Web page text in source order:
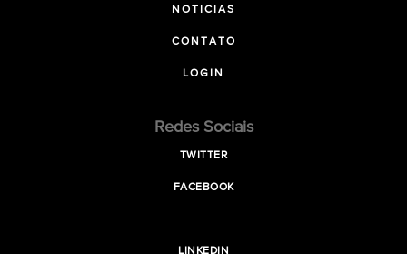
NOTICIAS
CONTATO
LOGIN
Redes Sociais
TWITTER
FACEBOOK
LINKEDIN